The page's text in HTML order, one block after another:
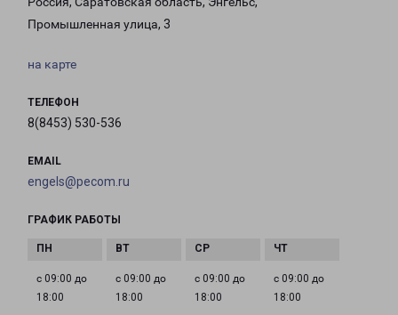
Промышленная улица, 3
на карте
ТЕЛЕФОН
8(8453) 530-536
EMAIL
engels@pecom.ru
ГРАФИК РАБОТЫ
с 09:00 до
18:00
с 09:00 до
18:00
с 09:00 до
18:00
с 09:00 до
18:00